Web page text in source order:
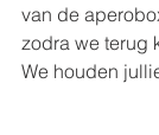
van de
zodra we terug
We houden